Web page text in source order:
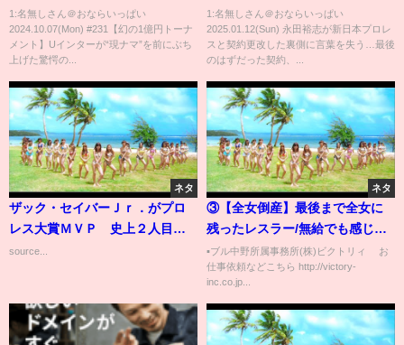
上げた驚愕の大会を有田が紐解
く【プロレス界黙殺!?】
1:名無しさん＠おならいっぱい
2024.10.07(Mon) #231【幻の1億円トーナ
メント】Uインターが“現ナマ”を前にぶち
上げた驚愕の...
最後のはずだった契約、選手た
ちの猛抗議に驚きを隠せない！
激減する試合数、今後の野望に
1:名無しさん＠おならいっぱい
2025.01.12(Sun) 永田裕志が新日本プロレ
スと契約更改した裏側に言葉を失う…最後
のはずだった契約、...
ネタ
ザック・セイバーＪｒ．がプロ
レス大賞ＭＶＰ 史上２人目！
外国人選手快挙「キャリア最高
source...
ネタ
③【全女倒産】最後まで全女に
残ったレスラー/無給でも感じた
全女への感謝
▪️ブル中野所属事務所(株)ビクトリィ お
仕事依頼などこちら http://victory-
inc.co.jp...